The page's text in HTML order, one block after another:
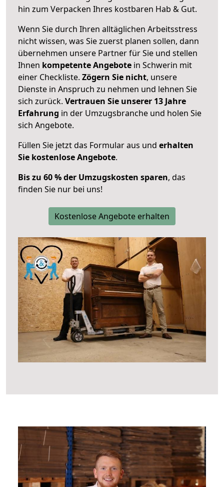
hin zum Verpacken Ihres kostbaren Hab & Gut.
Wenn Sie durch Ihren alltäglichen Arbeitsstress
nicht wissen, was Sie zuerst planen sollen, dann
übernehmen unsere Partner für Sie und stellen
Ihnen kompetente Angebote in Schwerin mit
einer Checkliste. Zögern Sie nicht, unsere
Dienste in Anspruch zu nehmen und lehnen Sie
sich zurück. Vertrauen Sie unserer 13 Jahre
Erfahrung in der Umzugsbranche und holen Sie
sich Angebote.
Füllen Sie jetzt das Formular aus und erhalten
Sie kostenlose Angebote.
Bis zu 60 % der Umzugskosten sparen, das
finden Sie nur bei uns!
Kostenlose Angebote erhalten